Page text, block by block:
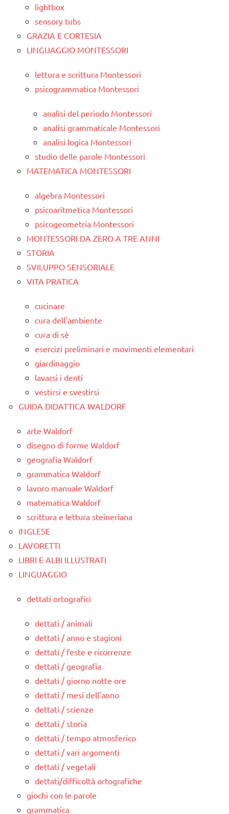
lightbox
sensory tubs
GRAZIA E CORTESIA
LINGUAGGIO MONTESSORI
lettura e scrittura Montessori
psicogrammatica Montessori
analisi del periodo Montessori
analisi grammaticale Montessori
analisi logica Montessori
studio delle parole Montessori
MATEMATICA MONTESSORI
algebra Montessori
psicoaritmetica Montessori
psicogeometria Montessori
MONTESSORI DA ZERO A TRE ANNI
STORIA
SVILUPPO SENSORIALE
VITA PRATICA
cucinare
cura dell'ambiente
cura di sè
esercizi preliminari e movimenti elementari
giardinaggio
lavarsi i denti
vestirsi e svestirsi
GUIDA DIDATTICA WALDORF
arte Waldorf
disegno di forme Waldorf
geografia Waldorf
grammatica Waldorf
lavoro manuale Waldorf
matematica Waldorf
scrittura e lettura steineriana
INGLESE
LAVORETTI
LIBRI E ALBI ILLUSTRATI
LINGUAGGIO
dettati ortografici
dettati / animali
dettati / anno e stagioni
dettati / feste e ricorrenze
dettati / geografia
dettati / giorno notte ore
dettati / mesi dell'anno
dettati / scienze
dettati / storia
dettati / tempo atmosferico
dettati / vari argomenti
dettati / vegetali
dettati/difficoltà ortografiche
giochi con le parole
grammatica